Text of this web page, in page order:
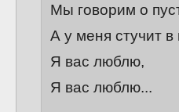
Мы говорим о
А у меня стучит в
Я вас люблю,
Я вас люблю...